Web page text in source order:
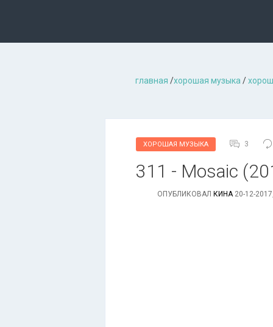
главная /хорошая музыкa /
ХОРОШАЯ МУЗЫКА 3
311 - Mosaic
ОПУБЛИКОВАЛ КИНА20-12-